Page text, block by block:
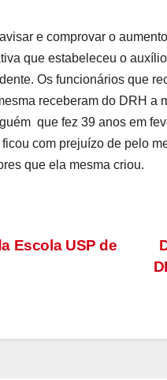
e comprovar o
que estabeleceu o
Os funcionários que
receberam do DRH
que fez 39 anos em
com prejuízo de pelo
que ela mesma criou.
Escola USP de